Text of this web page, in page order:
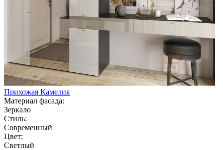
Прихожая Камелия
Материал фасада:
Зеркало
Стиль:
Современный
Цвет:
Светлый